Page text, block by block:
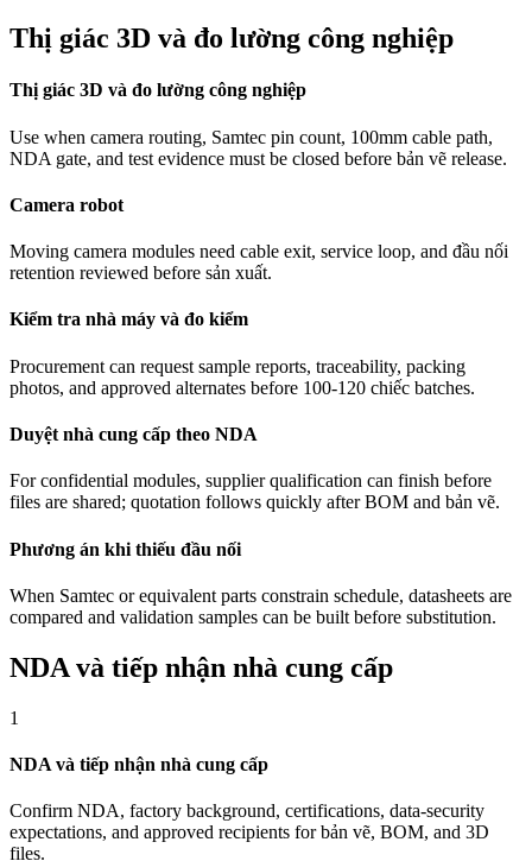
Thị giác 3D và đo lường công nghiệp
Thị giác 3D và đo lường công nghiệp
Use when camera routing, Samtec pin count, 100mm cable path,
NDA gate, and test evidence must be closed before bản vẽ release.
Camera robot
Moving camera modules need cable exit, service loop, and đầu nối
retention reviewed before sản xuất.
Kiểm tra nhà máy và đo kiểm
Procurement can request sample reports, traceability, packing
photos, and approved alternates before 100-120 chiếc batches.
Duyệt nhà cung cấp theo NDA
For confidential modules, supplier qualification can finish before
files are shared; quotation follows quickly after BOM and bản vẽ.
Phương án khi thiếu đầu nối
When Samtec or equivalent parts constrain schedule, datasheets are
compared and validation samples can be built before substitution.
NDA và tiếp nhận nhà cung cấp
1
NDA và tiếp nhận nhà cung cấp
Confirm NDA, factory background, certifications, data-security
expectations, and approved recipients for bản vẽ, BOM, and 3D
files.